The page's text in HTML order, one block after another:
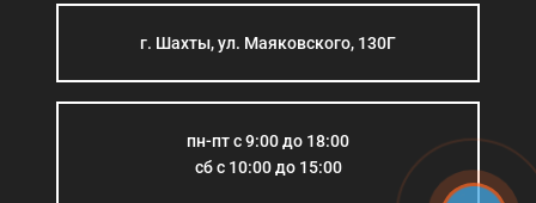
г. Шахты, ул. Маяковского, 130Г
пн-пт с 9:00 до 18:00
сб с 10:00 до 15:00